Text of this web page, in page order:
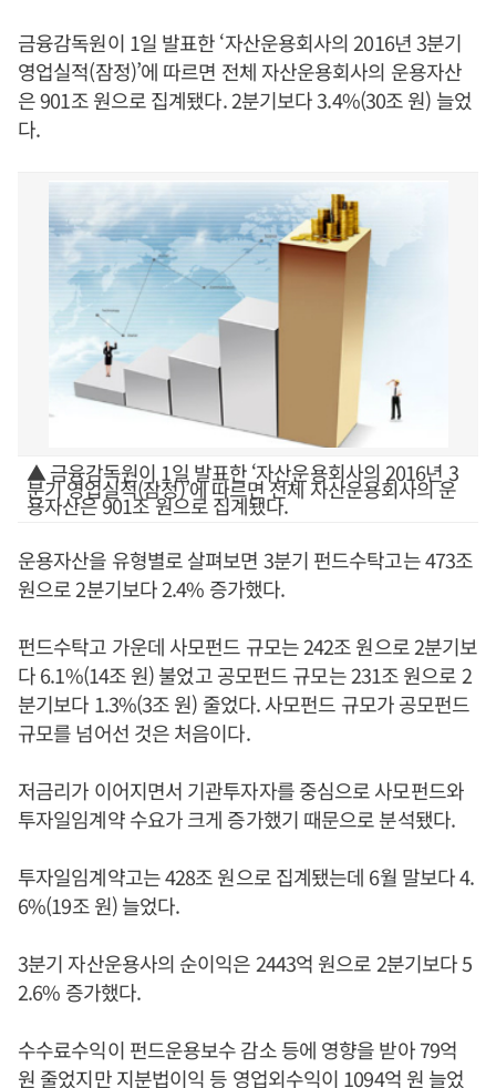
금융감독원이 1일 발표한 ‘자산운용회사의 2016년 3분기
영업실적(잠정)’에 따르면 전체 자산운용회사의 운용자산
은 901조 원으로 집계됐다. 2분기보다 3.4%(30조 원) 늘었
다.
▲ 금융감독원이 1일 발표한 ‘자산운용회사의 2016년 3
분기 영업실적(잠정)’에 따르면 전체 자산운용회사의 운
용자산은 901조 원으로 집계됐다.
운용자산을 유형별로 살펴보면 3분기 펀드수탁고는 473조
원으로 2분기보다 2.4% 증가했다.
펀드수탁고 가운데 사모펀드 규모는 242조 원으로 2분기보
다 6.1%(14조 원) 불었고 공모펀드 규모는 231조 원으로 2
분기보다 1.3%(3조 원) 줄었다. 사모펀드 규모가 공모펀드
규모를 넘어선 것은 처음이다.
저금리가 이어지면서 기관투자자를 중심으로 사모펀드와
투자일임계약 수요가 크게 증가했기 때문으로 분석됐다.
투자일임계약고는 428조 원으로 집계됐는데 6월 말보다 4.
6%(19조 원) 늘었다.
3분기 자산운용사의 순이익은 2443억 원으로 2분기보다 5
2.6% 증가했다.
수수료수익이 펀드운용보수 감소 등에 영향을 받아 79억
원 줄었지만 지분법이익 등 영업외수익이 1094억 원 늘었